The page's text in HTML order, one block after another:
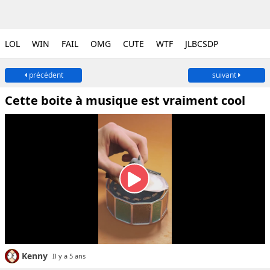
LOL WIN FAIL OMG CUTE WTF JLBCSDP
précédent suivant
Cette boite à musique est vraiment cool
Kenny Il y a 5 ans